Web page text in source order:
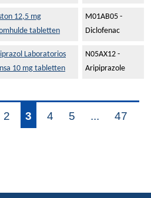
12,5 mg
tabletten
M01AB05 -
Diclofenac
Laboratorios
10 mg tabletten
N05AX12 -
Aripiprazole
2 3 4 5 ... 47